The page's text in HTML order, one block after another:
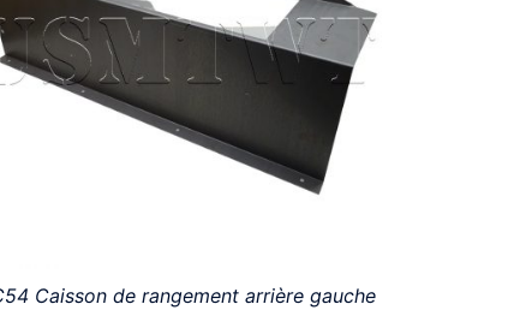
Caisson de rangement arrière gauche